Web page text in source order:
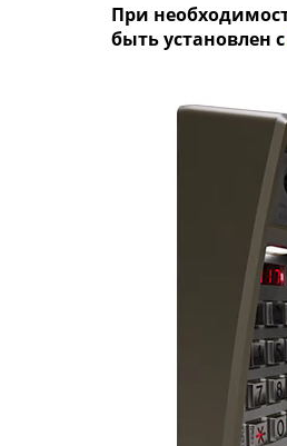
При
быть установлен с